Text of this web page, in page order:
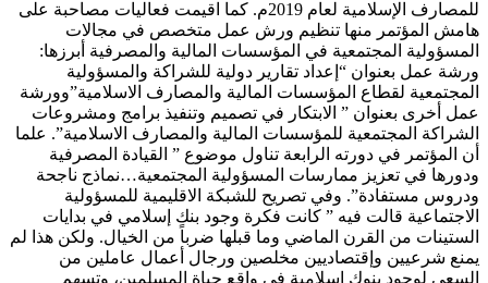
للمصارف الإسلامية لعام 2019م. كما اقيمت فعاليات مصاحبة على
هامش المؤتمر منها تنظيم ورش عمل متخصص في مجالات
المسؤولية المجتمعية في المؤسسات المالية والمصرفية أبرزها:
ورشة عمل بعنوان “إعداد تقارير دولية للشراكة والمسؤولية
المجتمعية لقطاع المؤسسات المالية والمصارف الاسلامية”وورشة
عمل أخرى بعنوان ” الابتكار في تصميم وتنفيذ برامج ومشروعات
الشراكة المجتمعية للمؤسسات المالية والمصارف الاسلامية”. علما
أن المؤتمر في دورته الرابعة تناول موضوع ” القيادة المصرفية
ودورها في تعزيز ممارسات المسؤولية المجتمعية…نماذج ناجحة
ودروس مستفادة”. وفي تصريح للشبكة الاقليمية للمسؤولية
الاجتماعية قالت فيه ” كانت فكرة وجود بنك إسلامي في بدايات
الستينات من القرن الماضي وما قبلها ضرباً من الخيال. ولكن هذا لم
يمنع شرعيين وإقتصاديين مخلصين ورجال أعمال عاملين من
السعي لوجود بنوك إسلامية في واقع حياة المسلمين، وتسهم